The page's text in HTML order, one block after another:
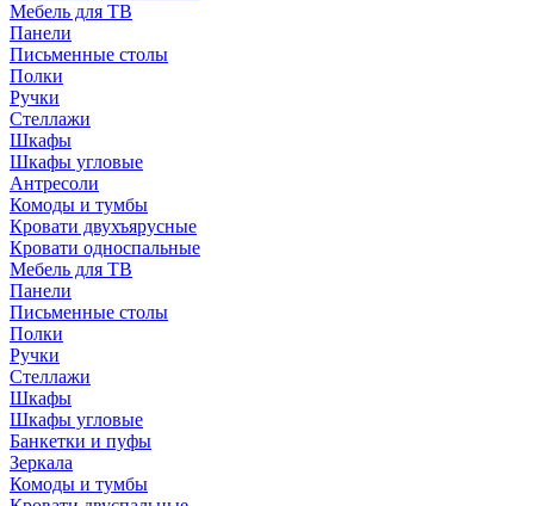
Мебель для ТВ
Панели
Письменные столы
Полки
Ручки
Стеллажи
Шкафы
Шкафы угловые
Антресоли
Комоды и тумбы
Кровати двухъярусные
Кровати односпальные
Мебель для ТВ
Панели
Письменные столы
Полки
Ручки
Стеллажи
Шкафы
Шкафы угловые
Банкетки и пуфы
Зеркала
Комоды и тумбы